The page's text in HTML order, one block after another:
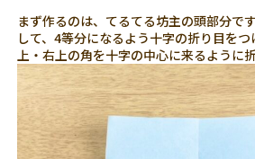
まず作るのは、てるてる坊主の頭部分で
して、4等分になるよう十字の折り目を
上・右上の角を十字の中心に来るように折